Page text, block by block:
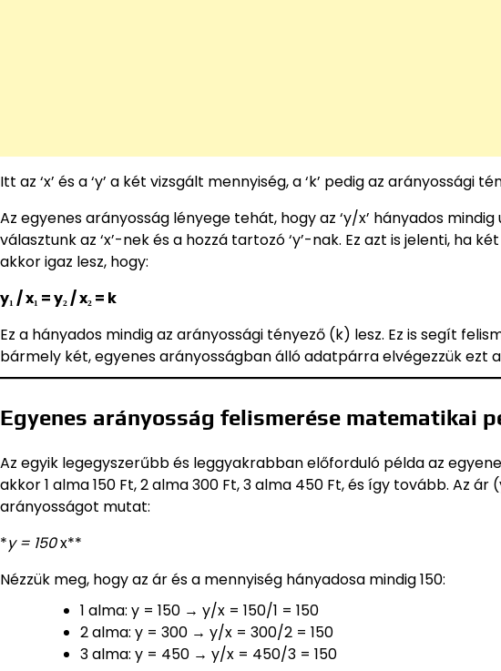
Itt az ‘x’ és a ‘y’ a két vizsgált mennyiség, a ‘k’ pedig az
Az egyenes arányosság lényege tehát, hogy az ‘y/x’ hányados
választunk az ‘x’-nek és a hozzá tartozó ‘y’-nak. Ez azt is jelenti, ha
akkor igaz lesz, hogy:
y₁ / x₁ = y₂ / x₂ = k
Ez a hányados mindig az arányossági tényező (k) lesz. Ez is segít
bármely két, egyenes arányosságban álló adatpárra elvégezzük ezt
Egyenes arányosság felismerése matematikai
Az egyik legegyszerűbb és leggyakrabban előforduló példa az
akkor 1 alma 150 Ft, 2 alma 300 Ft, 3 alma 450 Ft, és így tovább. Az
arányosságot mutat:
*y = 150x**
Nézzük meg, hogy az ár és a mennyiség hányadosa mindig 150:
1 alma: y = 150 → y/x = 150/1 = 150
2 alma: y = 300 → y/x = 300/2 = 150
3 alma: y = 450 → y/x = 450/3 = 150